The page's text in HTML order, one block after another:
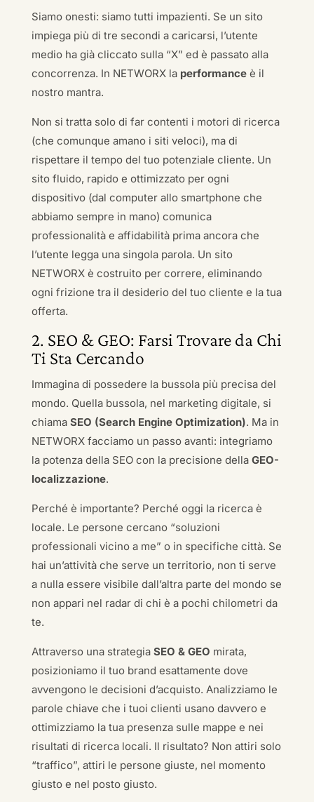
Siamo onesti: siamo tutti impazienti. Se un sito
impiega più di tre secondi a caricarsi, l’utente
medio ha già cliccato sulla “X” ed è passato alla
concorrenza. In NETWORX la performanceè il
nostro mantra.
Non si tratta solo di far contenti i motori di ricerca
(che comunque amano i siti veloci), ma di
rispettare il tempo del tuo potenziale cliente. Un
sito fluido, rapido e ottimizzato per ogni
dispositivo (dal computer allo smartphone che
abbiamo sempre in mano) comunica
professionalità e affidabilità prima ancora che
l’utente legga una singola parola. Un sito
NETWORX è costruito per correre, eliminando
ogni frizione tra il desiderio del tuo cliente e la tua
offerta.
2. SEO & GEO: Farsi Trovare da Chi
Ti Sta Cercando
Immagina di possedere la bussola più precisa del
mondo. Quella bussola, nel marketing digitale, si
chiama SEO (Search Engine Optimization). Ma in
NETWORX facciamo un passo avanti: integriamo
la potenza della SEO con la precisione della GEO-
localizzazione.
Perché è importante? Perché oggi la ricerca è
locale. Le persone cercano “soluzioni
professionali vicino a me” o in specifiche città. Se
hai un’attività che serve un territorio, non ti serve
a nulla essere visibile dall’altra parte del mondo se
non appari nel radar di chi è a pochi chilometri da
te.
Attraverso una strategia SEO & GEO mirata,
posizioniamo il tuo brand esattamente dove
avvengono le decisioni d’acquisto. Analizziamo le
parole chiave che i tuoi clienti usano davvero e
ottimizziamo la tua presenza sulle mappe e nei
risultati di ricerca locali. Il risultato? Non attiri solo
“traffico”, attiri le persone giuste, nel momento
giusto e nel posto giusto.